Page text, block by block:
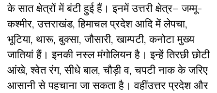
के सात क्षेत्रों में बंटी हुई हैं। इनमें उत्तरी क्षेत्र– जम्मू-
कश्मीर,उत्तराखंड,हिमाचल प्रदेश आदि में लेपचा,
भूटिया, थारू,बुक्सा,जौसारी,खाम्पटी,कनोटा मुख्य
जातियां हैं।इनकी नस्ल मंगोलियन है। इन्हेंतिरछी छोटी
आंखे,श्वेत रंग,सीधे बाल,चौड़ी व,चपटी नाक के जरिए
आसानी से पहचाना जा सकता है। वहींउत्तर प्रदेश और